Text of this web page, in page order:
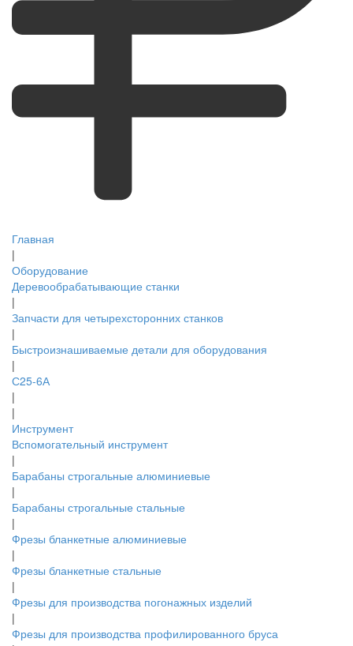
Главная
|
Оборудование
Деревообрабатывающие станки
|
Запчасти для четырехсторонних станков
|
Быстроизнашиваемые детали для оборудования
|
С25-6А
|
|
Инструмент
Вспомогательный инструмент
|
Барабаны строгальные алюминиевые
|
Барабаны строгальные стальные
|
Фрезы бланкетные алюминиевые
|
Фрезы бланкетные стальные
|
Фрезы для производства погонажных изделий
|
Фрезы для производства профилированного бруса